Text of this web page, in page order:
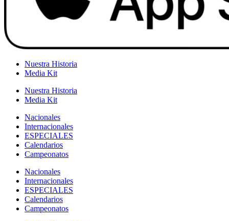
Nuestra Historia
Media Kit
Nuestra Historia
Media Kit
Nacionales
Internacionales
ESPECIALES
Calendarios
Campeonatos
Nacionales
Internacionales
ESPECIALES
Calendarios
Campeonatos